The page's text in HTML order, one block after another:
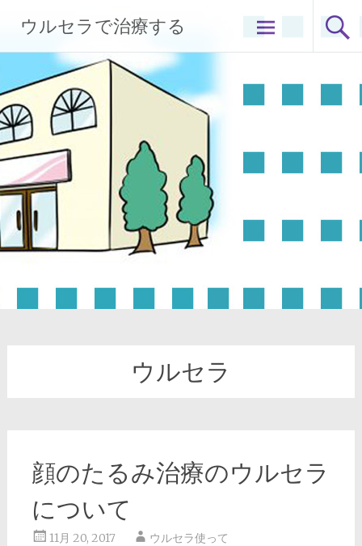
テ
ツ
へ
ス
キ
ッ
プ
ウルセラで治療する
ウルセラ
顔のたるみ治療のウルセラ
について
11月 20, 2017 ウルセラ使って